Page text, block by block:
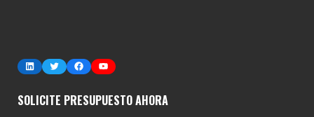
LinkedInTwitterFacebook
YouTube
SOLICITE PRESUPUESTO AHORA